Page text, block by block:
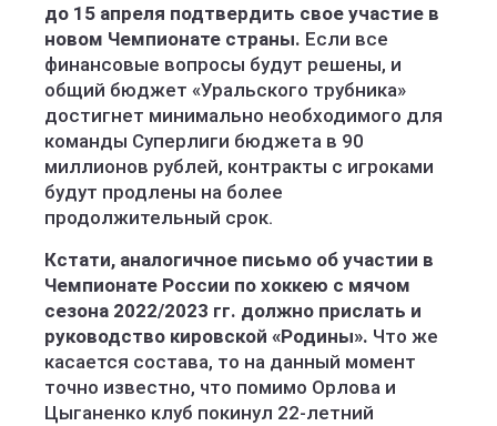
до 15 апреля подтвердить свое участие в
новом Чемпионате страны. Если все
финансовые вопросы будут решены, и
общий бюджет «Уральского трубника»
достигнет минимально необходимого для
команды Суперлиги бюджета в 90
миллионов рублей, контракты с игроками
будут продлены на более
продолжительный срок.
Кстати, аналогичное письмо об участии в
Чемпионате России по хоккею с мячом
сезона 2022/2023 гг. должно прислать и
руководство кировской «Родины». Что же
касается состава, то на данный момент
точно известно, что помимо Орлова и
Цыганенко клуб покинул 22-летний